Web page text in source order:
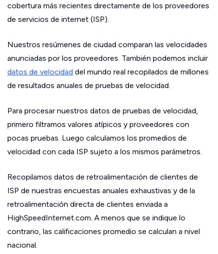
cobertura más recientes directamente de los proveedores
de servicios de internet (ISP).
Nuestros resúmenes de ciudad comparan las velocidades
anunciadas por los proveedores. También podemos incluir
datos de velocidad del mundo real recopilados de millones
de resultados anuales de pruebas de velocidad.
Para procesar nuestros datos de pruebas de velocidad,
primero filtramos valores atípicos y proveedores con
pocas pruebas. Luego calculamos los promedios de
velocidad con cada ISP sujeto a los mismos parámetros.
Recopilamos datos de retroalimentación de clientes de
ISP de nuestras encuestas anuales exhaustivas y de la
retroalimentación directa de clientes enviada a
HighSpeedInternet.com. A menos que se indique lo
contrario, las calificaciones promedio se calculan a nivel
nacional.